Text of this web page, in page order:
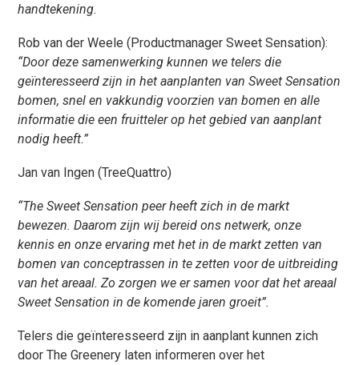
handtekening.
Rob van der Weele (Productmanager Sweet Sensation):
“Door deze samenwerking kunnen we telers die
geïnteresseerd zijn in het aanplanten van Sweet Sensation
bomen, snel en vakkundig voorzien van bomen en alle
informatie die een fruitteler op het gebied van aanplant
nodig heeft.”
Jan van Ingen (TreeQuattro)
“The Sweet Sensation peer heeft zich in de markt
bewezen. Daarom zijn wij bereid ons netwerk, onze
kennis en onze ervaring met het in de markt zetten van
bomen van conceptrassen in te zetten voor de uitbreiding
van het areaal. Zo zorgen we er samen voor dat het areaal
Sweet Sensation in de komende jaren groeit”.
Telers die geïnteresseerd zijn in aanplant kunnen zich
door The Greenery laten informeren over het